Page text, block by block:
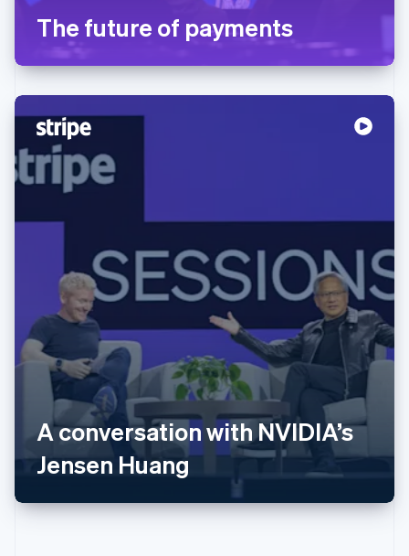
The future of payments
A conversation with NVIDIA’s
Jensen Huang
阿联酋
English
爱尔兰
爱沙尼亚
English
奥地利
Deutsch English
澳大利亚
English
巴西
保加利亚